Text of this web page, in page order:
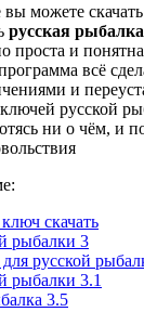
можете
русская
проста и
всё
и
русской
ни о чём, и
скачать
рыбалки 3
русской
рыбалки 3.1
3.5